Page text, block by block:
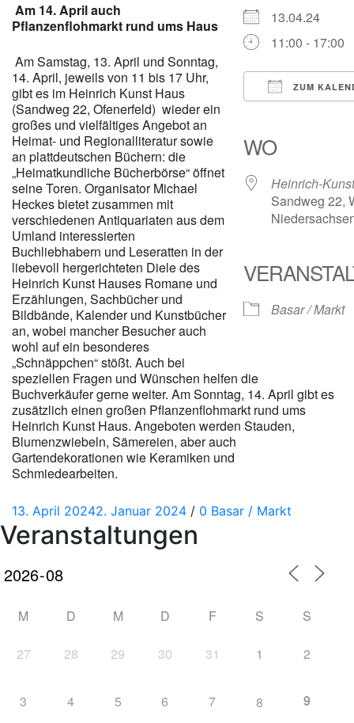
13.04.24
11:00 - 17:00
ZUM
WO
Heinrich-
Sandweg 22,
Basar / Markt
Am 14. April auch
Pflanzenflohmarkt rund ums Haus
Am Samstag, 13. April und Sonntag,
14. April, jeweils von 11 bis 17 Uhr,
gibt es im Heinrich Kunst Haus
(Sandweg 22, Ofenerfeld) wieder ein
großes und vielfältiges Angebot an
Heimat- und Regionalliteratur sowie
an plattdeutschen Büchern: die
„Heimatkundliche Bücherbörse“ öffnet
seine Toren. Organisator Michael
Heckes bietet zusammen mit
verschiedenen Antiquariaten aus dem
Umland interessierten
Buchliebhabern und Leseratten in der
liebevoll hergerichteten Diele des
Heinrich Kunst Hauses Romane und
Erzählungen, Sachbücher und
Bildbände, Kalender und Kunstbücher
an, wobei mancher Besucher auch
wohl auf ein besonderes
„Schnäppchen“ stößt. Auch bei
speziellen Fragen und Wünschen helfen die
Buchverkäufer gerne weiter. Am Sonntag, 14. April gibt es
zusätzlich einen großen Pflanzenflohmarkt rund ums
Heinrich Kunst Haus. Angeboten werden Stauden,
Blumenzwiebeln, Sämereien, aber auch
Gartendekorationen wie Keramiken und
Schmiedearbeiten.
Posted
on
13. April 20242. Januar 2024 / 0 Categories
Basar / Markt
Veranstaltungen
M D M D F S S
27 28 29 30 31 1 2
3 4 5 6 7 8 9